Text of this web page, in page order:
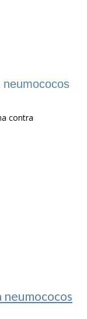
contra
neumococos